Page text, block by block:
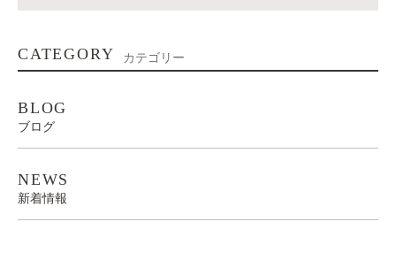
CATEGORY カテゴリー
BLOG
ブログ
NEWS
新着情報